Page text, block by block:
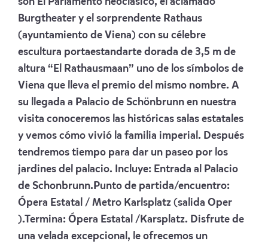
Burgtheater y el sorprendente Rathaus
(ayuntamiento de Viena) con su célebre
escultura portaestandarte dorada de 3,5 m de
altura “El Rathausmaan” uno de los símbolos de
Viena que lleva el premio del mismo nombre. A
su llegada a Palacio de Schönbrunn en nuestra
visita conoceremos las históricas salas estatales
y vemos cómo vivió la familia imperial. Después
tendremos tiempo para dar un paseo por los
jardines del palacio. Incluye: Entrada al Palacio
de Schonbrunn.Punto de partida/encuentro:
Ópera Estatal / Metro Karlsplatz (salida Oper
).Termina: Ópera Estatal /Karsplatz. Disfrute de
una velada excepcional, le ofrecemos un